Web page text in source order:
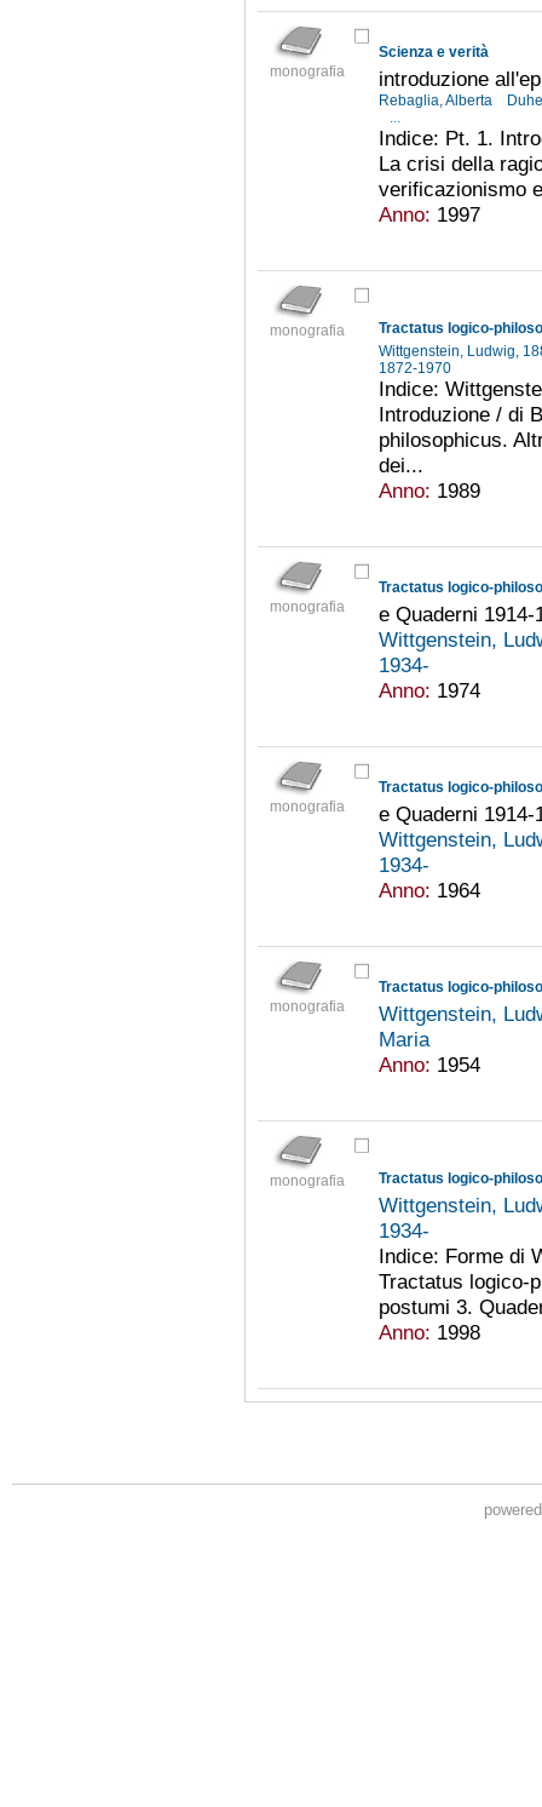
monografia
Scienza e verità
introduzione
Rebaglia, Alberta
...
Indice: Pt. 1.
La crisi della
verificazionismo
Anno: 1997
monografia
Tractatus logico-
Wittgenstein, Ludwig,
1872-1970
Indice:
Introduzione / di
philosophicus.
dei...
Anno: 1989
monografia
Tractatus logico-
e Quaderni 1914-
Wittgenstein,
1934-
Anno: 1974
monografia
Tractatus logico-
e Quaderni 1914-
Wittgenstein,
1934-
Anno: 1964
monografia
Tractatus logico-
Wittgenstein,
Maria
Anno: 1954
monografia Tractatus logico-
Wittgenstein,
1934-
Indice: Forme di
Tractatus logico-
postumi 3.
Anno: 1998